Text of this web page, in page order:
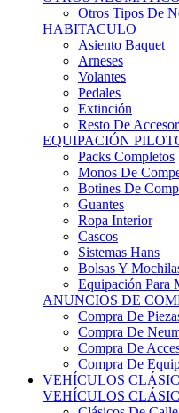
Otros Tipos De
HABITACULO
Asiento Baquet
Arneses
Volantes
Pedales
Extinción
Resto De
EQUIPACIÓN
Packs Completos
Monos De
Botines De
Guantes
Ropa Interior
Cascos
Sistemas Hans
Bolsas Y
Equipación Para
ANUNCIOS DE
Compra De
Compra De
Compra De
Compra De
VEHÍCULOS
VEHÍCULOS